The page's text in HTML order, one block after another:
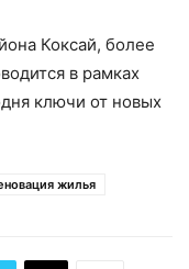
Коксай, более
в рамках
ключи от новых
жилья